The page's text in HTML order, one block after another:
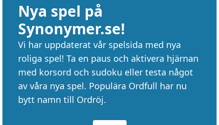
Nya spel på
Synonymer.se!
Vi har uppdaterat vår spelsida med nya
roliga spel! Ta en paus och aktivera hjärnan
med korsord och sudoku eller testa något
av våra nya spel. Populära Ordfull har nu
bytt namn till Ordröj.